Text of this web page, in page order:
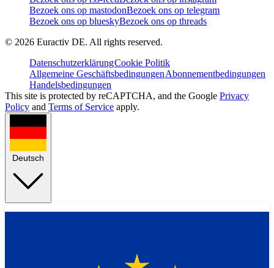
Bezoek ons op mastodonBezoek ons op telegram
Bezoek ons op blueskyBezoek ons op threads
© 2026 Euractiv DE. All rights reserved.
DatenschutzerklärungCookie Politik
Allgemeine GeschäftsbedingungenAbonnementbedingungen
Handelsbedingungen
This site is protected by reCAPTCHA, and the Google Privacy
Policy and Terms of Service apply.
Deutsch